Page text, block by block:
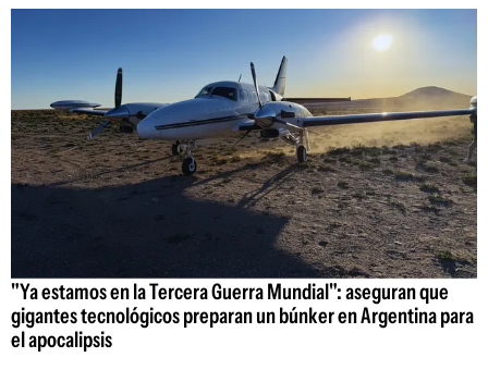
"Ya estamos en la Tercera Guerra Mundial": aseguran que
gigantes tecnológicos preparan un búnker en Argentina para
el apocalipsis